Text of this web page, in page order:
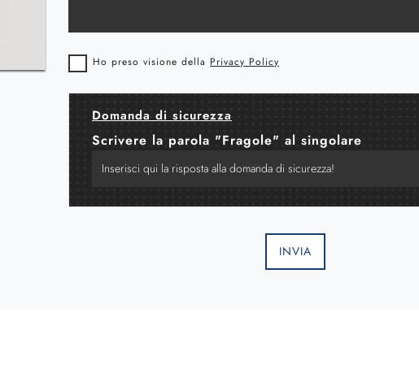
Ho preso visione della Privacy Policy
Domanda di sicurezza
Scrivere la parola "Fragole" al singolare
INVIA